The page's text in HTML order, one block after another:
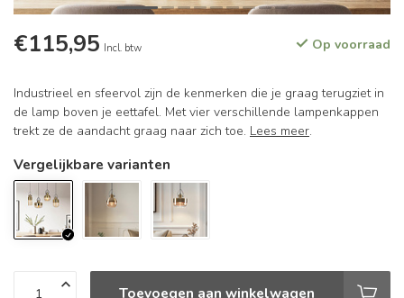
€115,95 Incl. btw Op voorraad
Industrieel en sfeervol zijn de kenmerken die je graag terugziet in
de lamp boven je eettafel. Met vier verschillende lampenkappen
trekt ze de aandacht graag naar zich toe. Lees meer.
Vergelijkbare varianten
Toevoegen aan winkelwagen